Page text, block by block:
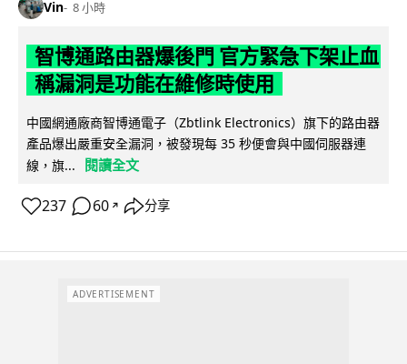
Vin 8 小時
智博通路由器爆後門 官方緊急下架止血
稱漏洞是功能在維修時使用
中國網通廠商智博通電子（Zbtlink Electronics）旗下的路由器
產品爆出嚴重安全漏洞，被發現每 35 秒便會與中國伺服器連
線，旗...
閱讀全文
237 60 ↗ 分享
ADVERTISEMENT